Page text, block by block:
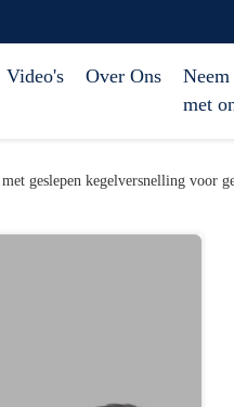
Video's Over Ons
met
geslepen kegelversnelling voor